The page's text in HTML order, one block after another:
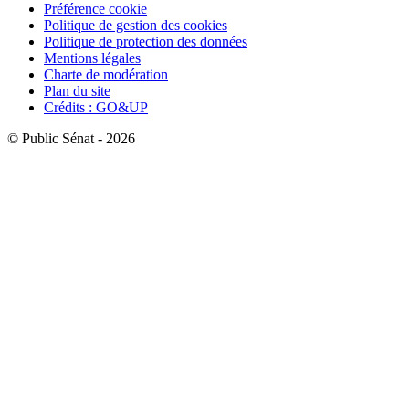
Préférence cookie
Politique de gestion des cookies
Politique de protection des données
Mentions légales
Charte de modération
Plan du site
Crédits : GO&UP
© Public Sénat - 2026